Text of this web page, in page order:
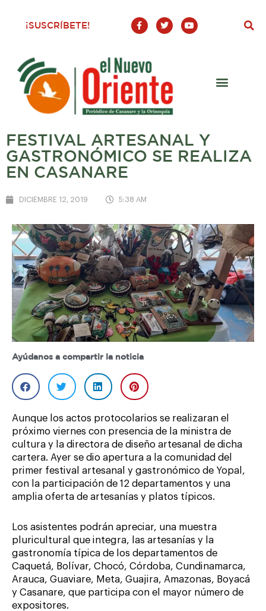
¡SUSCRÍBETE!
F
a
c
o
o
-
T
w
i
Y
o
u
FESTIVAL ARTESANAL Y
GASTRONÓMICO SE REALIZA
EN CASANARE
DICIEMBRE 12, 2019 5:38 AM
Ayúdanos a compartir la noticia
Aunque los actos protocolarios se realizaran el
próximo viernes con presencia de la ministra de
cultura y la directora de diseño artesanal de dicha
cartera. Ayer se dio apertura a la comunidad del
primer festival artesanal y gastronómico de Yopal,
con la participación de 12 departamentos y una
amplia oferta de artesanías y platos típicos.
Los asistentes podrán apreciar, una muestra
pluricultural que integra, las artesanías y la
gastronomía típica de los departamentos de
Caquetá, Bolívar, Chocó, Córdoba, Cundinamarca,
Arauca, Guaviare, Meta, Guajira, Amazonas, Boyacá
y Casanare, que participa con el mayor número de
expositores.